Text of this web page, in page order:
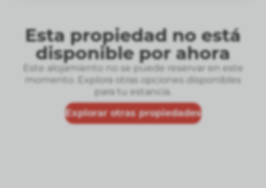
Esta propiedad no está
disponible por ahora
Este alojamiento no se puede reservar en este
momento. Explora otras opciones disponibles
para tu estancia.
Explorar otras propiedades